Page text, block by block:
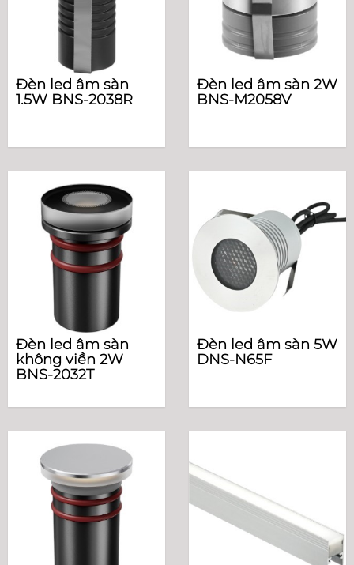
Đèn led âm sàn
1.5W BNS-2038R
Đèn led âm sàn 2W
BNS-M2058V
Đèn led âm sàn
không viền 2W
BNS-2032T
Đèn led âm sàn 5W
DNS-N65F